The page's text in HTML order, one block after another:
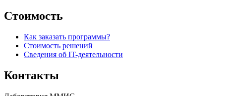
Стоимость
Как заказать программы?
Стоимость решений
Сведения об IT-деятельности
Контакты